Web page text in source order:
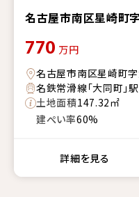
名古屋市南区星崎町
770 万円
名古屋市南区星崎町
名鉄常滑線「大同町
土地面積147.32㎡
建ぺい率60%
詳細を見る